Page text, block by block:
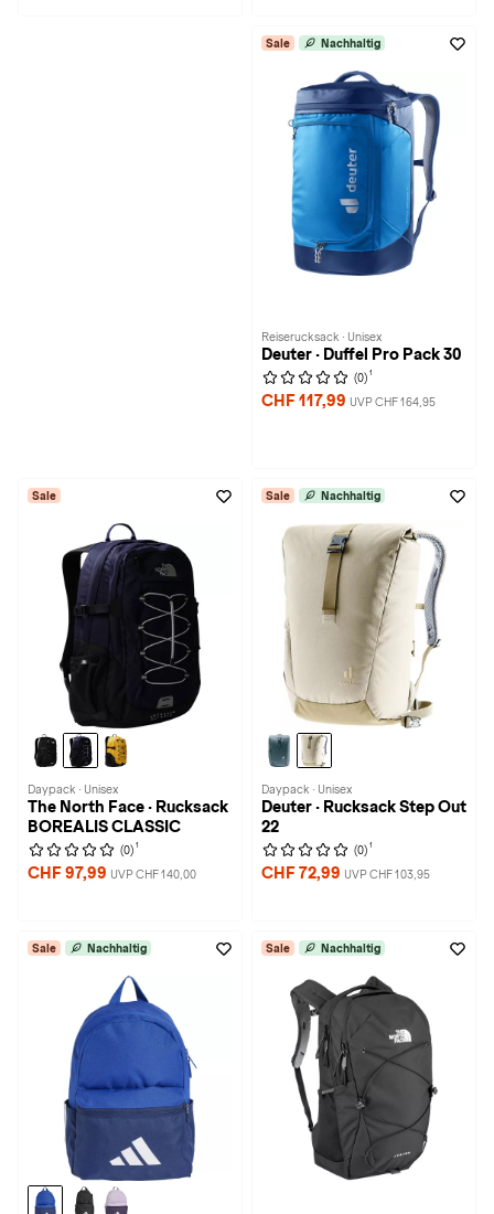
Sale Nachhaltig
Reiserucksack · Unisex
Deuter · Duffel Pro Pack 30
(0) 1
CHF 117,99 UVP CHF 164,95
Sale
Daypack · Unisex
The North Face · Rucksack
BOREALIS CLASSIC
(0) 1
CHF 97,99 UVP CHF 140,00
Sale Nachhaltig
Daypack · Unisex
Deuter · Rucksack Step Out
22
(0) 1
CHF 72,99 UVP CHF 103,95
Sale Nachhaltig Sale Nachhaltig